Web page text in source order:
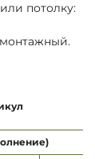
потолку: